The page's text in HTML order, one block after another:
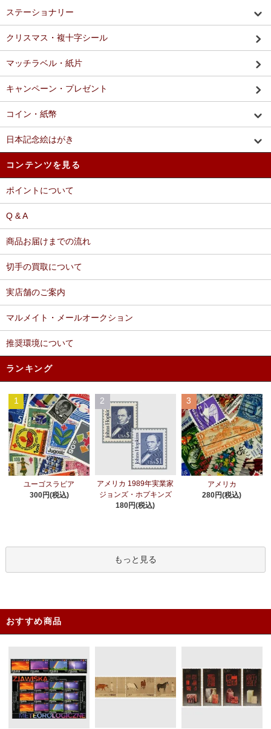
ステーショナリー
クリスマス・複十字シール
マッチラベル・紙片
キャンペーン・プレゼント
コイン・紙幣
日本記念絵はがき
コンテンツを見る
ポイントについて
Q & A
商品お届けまでの流れ
切手の買取について
実店舗のご案内
マルメイト・メールオークション
推奨環境について
ランキング
1
ユーゴスラビア
300円(税込)
2
アメリカ 1989年実業家
ジョンズ・ホプキンズ
180円(税込)
3
アメリカ
280円(税込)
もっと見る
おすすめ商品